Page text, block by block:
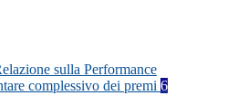
sulla Performance
complessivo dei premi 6